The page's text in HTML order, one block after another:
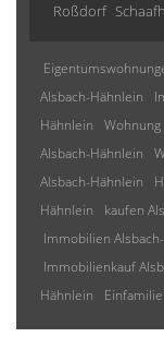
Roßdorf
Alsbach-Hähnlein
Hähnlein
Alsbach-Hähnlein
Alsbach-Hähnlein
Hähnlein
kaufen
Immobilien
Immobilienkauf
Hähnlein